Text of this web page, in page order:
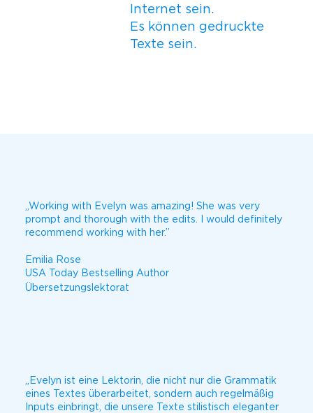
Internet sein.
Es können gedruckte
Texte sein.
„Working with Evelyn was amazing! She was very
prompt and thorough with the edits. I would definitely
recommend working with her.”
Emilia Rose
USA Today Bestselling Author
Übersetzungslektorat
„Evelyn ist eine Lektorin, die nicht nur die Grammatik
eines Textes überarbeitet, sondern auch regelmäßig
Inputs einbringt, die unsere Texte stilistisch eleganter